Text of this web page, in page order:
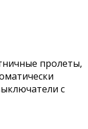
пролеты,
с